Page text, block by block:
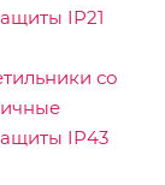
IP21
со
IP43